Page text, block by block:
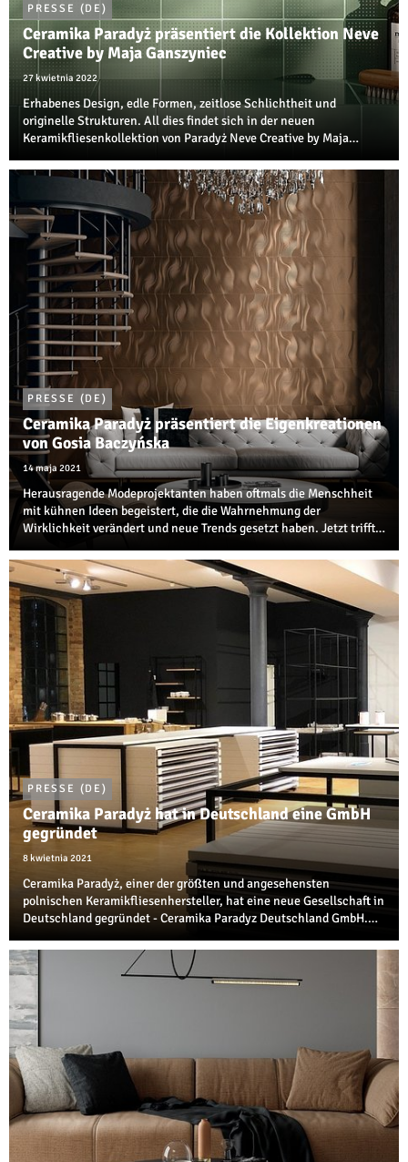
PRESSE (DE)
Ceramika Paradyż präsentiert die Kollektion Neve
Creative by Maja Ganszyniec
27 kwietnia 2022
Erhabenes Design, edle Formen, zeitlose Schlichtheit und
originelle Strukturen. All dies findet sich in der neuen
Keramikfliesenkollektion von Paradyż Neve Creative by Maja
Zusammenarbeit zwischen Ceramika ...
PRESSE (DE)
Ceramika Paradyż präsentiert die Eigenkreationen
von Gosia Baczyńska
14 maja 2021
Herausragende Modeprojektanten haben oftmals die Menschheit
mit kühnen Ideen begeistert, die die Wahrnehmung der
Wirklichkeit verändert und neue Trends gesetzt haben. Jetzt trifft
Resultate davon bewundern. Außergew...
PRESSE (DE)
Ceramika Paradyż hat in Deutschland eine GmbH
gegründet
8 kwietnia 2021
Ceramika Paradyż, einer der größten und angesehensten
polnischen Keramikfliesenhersteller, hat eine neue Gesellschaft in
Deutschland gegründet - Ceramika Paradyz Deutschland GmbH.
Produkte zu verkaufen u...